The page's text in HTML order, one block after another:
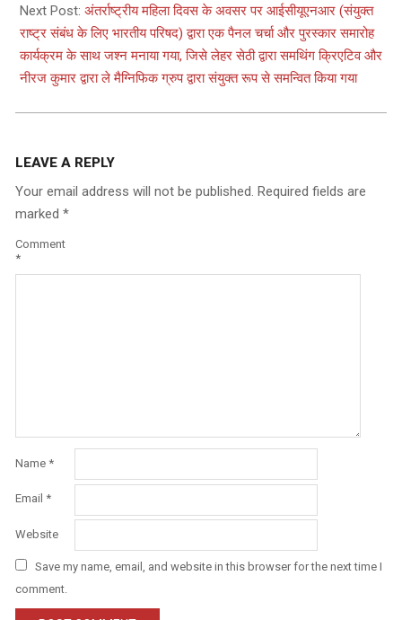
Next Post: अंतर्राष्ट्रीय महिला दिवस के अवसर पर आईसीयूएनआर (संयुक्त
राष्ट्र संबंध के लिए भारतीय परिषद) द्वारा एक पैनल चर्चा और पुरस्कार समारोह
कार्यक्रम के साथ जश्न मनाया गया, जिसे लेहर सेठी द्वारा समथिंग क्रिएटिव और
नीरज कुमार द्वारा ले मैग्निफिक ग्रुप द्वारा संयुक्त रूप से समन्वित किया गया
LEAVE A REPLY
Your email address will not be published. Required fields are
marked *
Comment
*
Name *
Email *
Website
Save my name, email, and website in this browser for the next time I
comment.